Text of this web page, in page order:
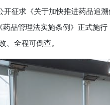
开征求《关于加快推进药品追
品管理法实施条例》正式施
、全程可倒查。